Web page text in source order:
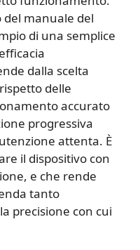
manuale del
di una semplice
dalla scelta
delle
accurato
progressiva
attenta. È
il dispositivo con
e che rende
tanto
precisione con cui